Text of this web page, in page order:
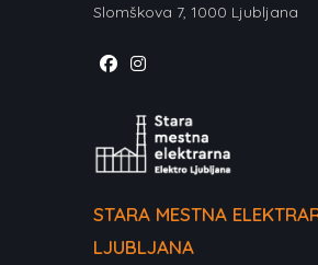
Slomškova 7, 1000 Ljubljana
a
new
in
a
new
STARA MESTNA
LJUBLJANA